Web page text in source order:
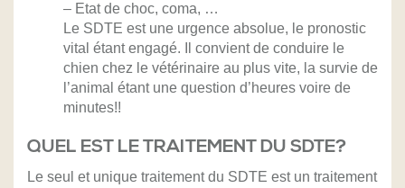
– Etat de choc, coma, …
Le SDTE est une urgence absolue, le pronostic
vital étant engagé. Il convient de conduire le
chien chez le vétérinaire au plus vite, la survie de
l’animal étant une question d’heures voire de
minutes!!
QUEL EST LE TRAITEMENT DU SDTE?
Le seul et unique traitement du SDTE est un traitement